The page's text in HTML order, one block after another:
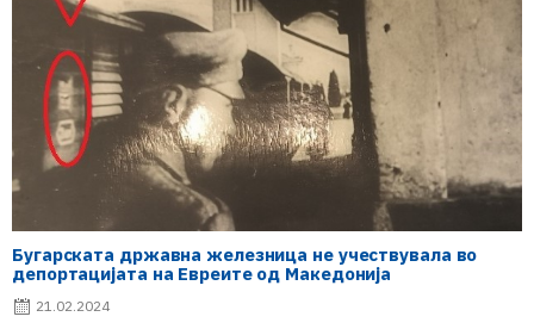
Бугарската државна железница не учествувала во
депортацијата на Евреите од Македонија
21.02.2024